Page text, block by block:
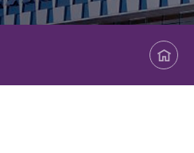
메인페이지로 바로가기